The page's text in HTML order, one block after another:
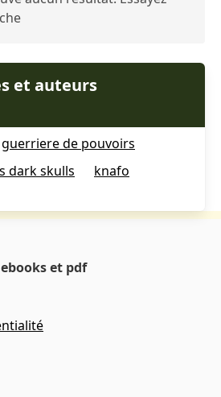
et auteurs
guerriere de pouvoirs
dark skulls knafo
et pdf